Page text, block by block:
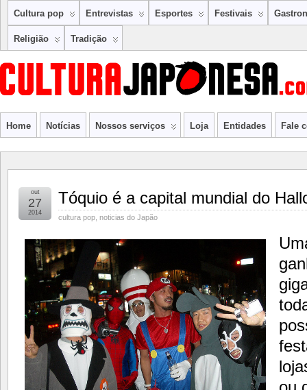
Cultura pop Entrevistas Esportes Festivais
Religião Tradição
Home Notícias Nossos serviços Loja Entidades Fale
Tóquio é a capital mundial do
cultura pop noticias do Japão
out
27
2014